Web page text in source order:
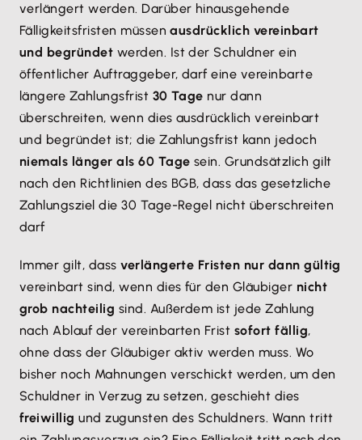
verlängert werden. Darüber hinausgehende
Fälligkeitsfristen müssenausdrücklich vereinbart
und begründet werden. Ist der Schuldner ein
öffentlicher Auftraggeber, darf eine vereinbarte
längere Zahlungsfrist 30 Tage nur dann
überschreiten, wenn dies ausdrücklich vereinbart
und begründet ist; die Zahlungsfrist kann jedoch
niemals länger als 60 Tage sein. Grundsätzlich gilt
nach den Richtlinien des BGB, dass das gesetzliche
Zahlungsziel die 30 Tage-Regel nicht überschreiten
darf
Immer gilt, dassverlängerte Fristen nur dann gültig
vereinbart sind, wenn dies für den Gläubiger nicht
grob nachteilig sind. Außerdem ist jede Zahlung
nach Ablauf der vereinbarten Frist sofort fällig,
ohne dass der Gläubiger aktiv werden muss. Wo
bisher noch Mahnungen verschickt werden, um den
Schuldner in Verzug zu setzen, geschieht dies
freiwillig und zugunsten des Schuldners. Wann tritt